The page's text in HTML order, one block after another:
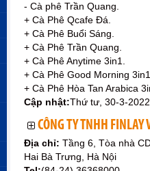
- Cà phê Trần Quang.
+ Cà Phê Qcafe Đá.
+ Cà Phê Buổi Sáng.
+ Cà Phê Trần Quang.
+ Cà Phê Anytime 3in1.
+ Cà Phê Good Morning 3in1.
+ Cà Phê Hòa Tan Arabica
Cập nhật:Thứ tư, 30-3-2022
CÔNG TY TNHH FINLAY
Địa chỉ: Tầng 6, Tòa nhà
Hai Bà Trưng, Hà Nội